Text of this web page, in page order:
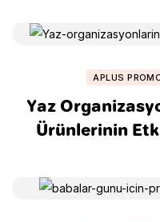
APLUS
Yaz
Ürünlerinin